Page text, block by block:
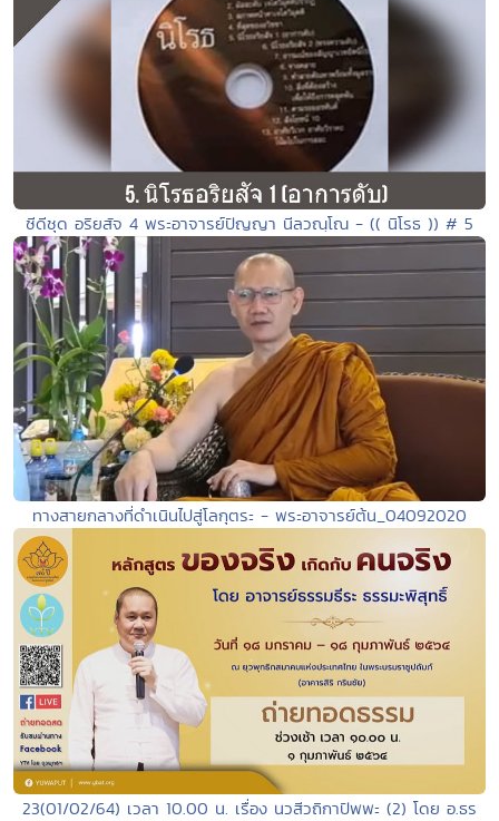
ซีดีชุด อริยสัจ 4 พระอาจารย์ปัญญา นีลวณฺโณ - (( นิโรธ )) # 5
ทางสายกลางที่ดำเนินไปสู่โลกุตระ - พระอาจารย์ต้น_04092020
23(01/02/64) เวลา 10.00 น. เรื่อง นวสีวถิกาปัพพะ (2) โดย อ.ธร